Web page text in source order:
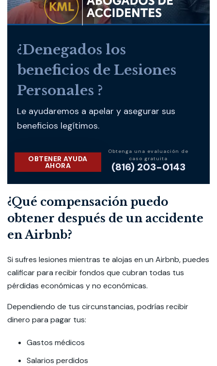
¿Denegados los
beneficios de Lesiones
Personales ?
Le ayudaremos a apelar y asegurar sus
beneficios legítimos.
OBTENER AYUDA
AHORA
Obtenga una evaluación de
caso gratuita
(816) 203-0143
¿Qué compensación puedo
obtener después de un accidente
en Airbnb?
Si sufres lesiones mientras te alojas en un Airbnb, puedes
calificar para recibir fondos que cubran todas tus
pérdidas económicas y no económicas.
Dependiendo de tus circunstancias, podrías recibir
dinero para pagar tus:
Gastos médicos
Salarios perdidos